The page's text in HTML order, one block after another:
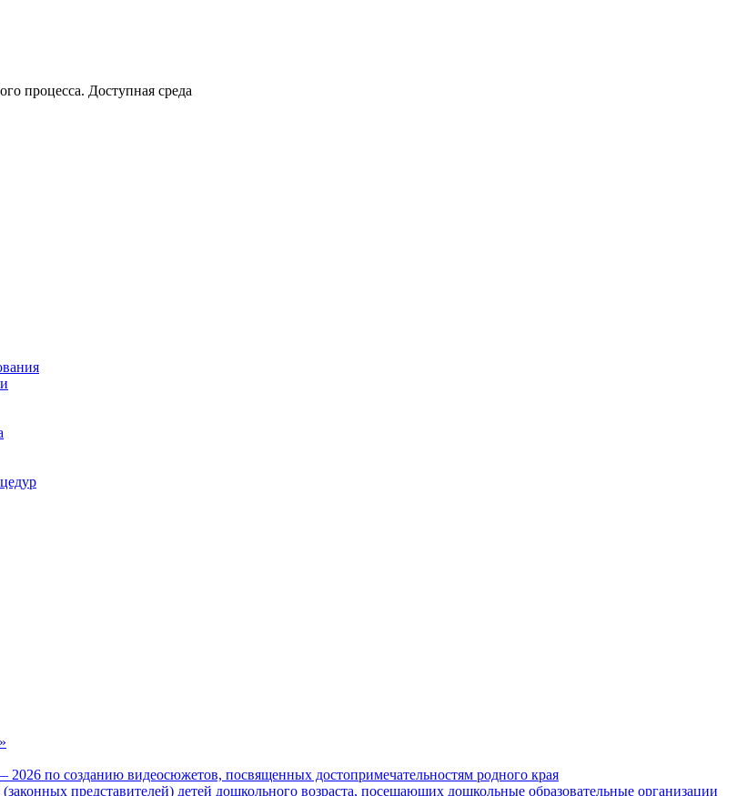
процесса. Доступная среда
по созданию видеосюжетов, посвященных достопримечательностям родного края
представителей) детей дошкольного возраста, посещающих дошкольные образовательные организации